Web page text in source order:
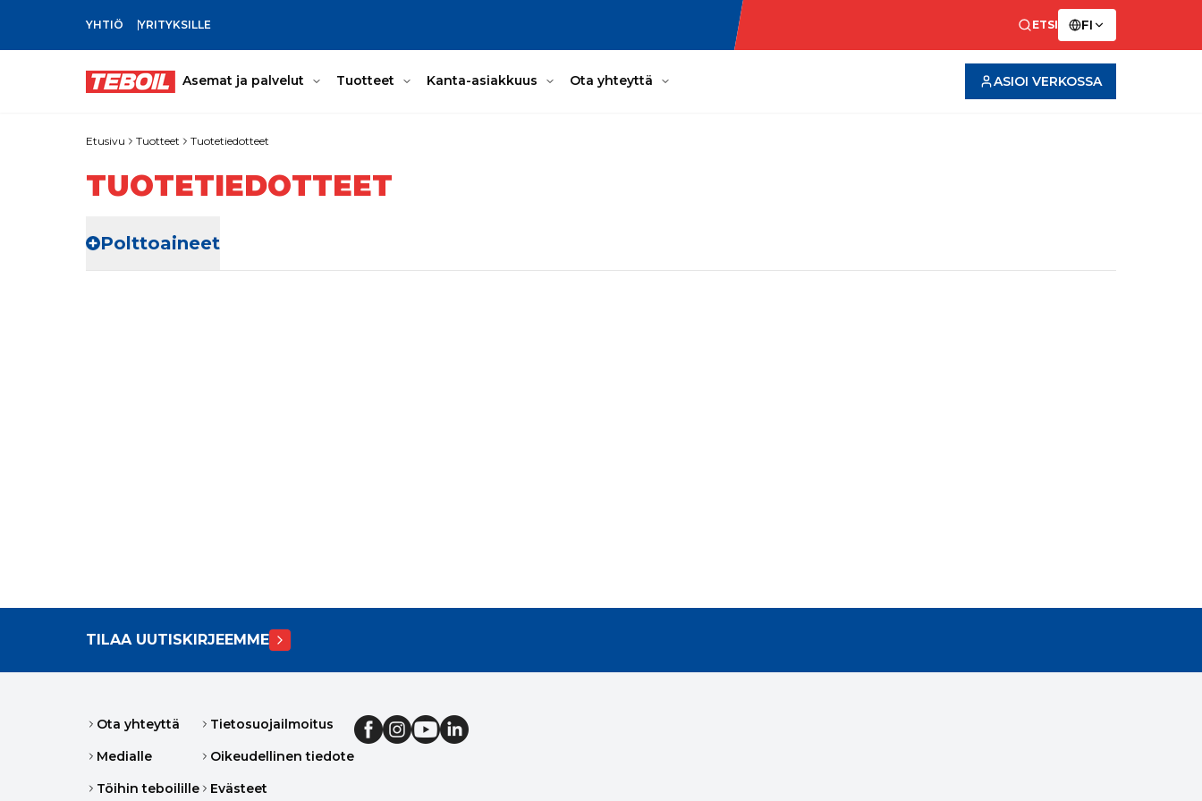
SIIRRY PÄÄSISÄLTÖÖN
YHTIÖ YRITYKSILLE ETSI FI
Asemat ja palvelut Tuotteet Kanta-asiakkuus Ota yhteyttä ASIOI VERKOSSA
Etusivu Tuotteet Tuotetiedotteet
TUOTETIEDOTTEET
Polttoaineet
TILAA UUTISKIRJEEMME
Ota yhteyttä
Medialle
Töihin teboilille
Tietosuojailmoitus
Oikeudellinen tiedote
Evästeet